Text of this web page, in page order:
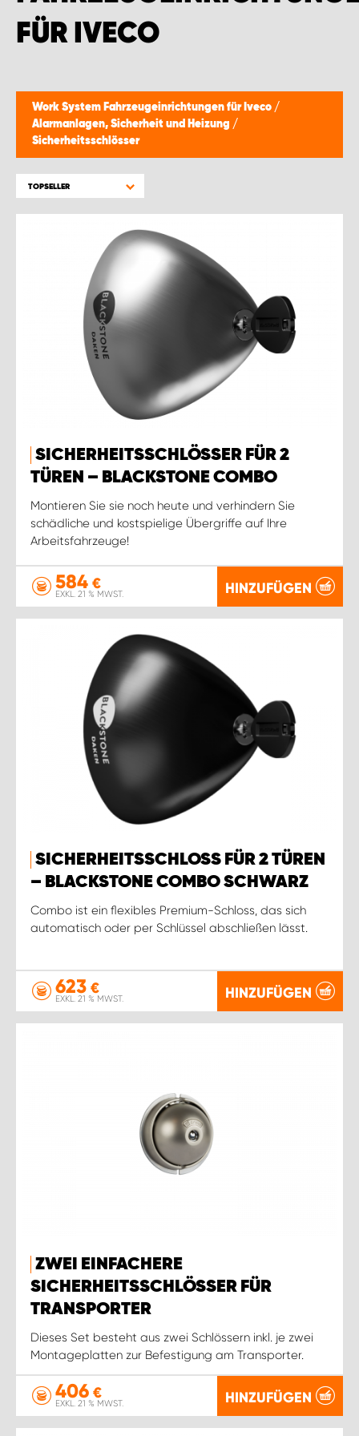
FÜR IVECO
Work System Fahrzeugeinrichtungen für Iveco /
Alarmanlagen, Sicherheit und Heizung /
Sicherheitsschlösser
TOPSELLER
SICHERHEITSSCHLÖSSER FÜR 2
TÜREN – BLACKSTONE COMBO
Montieren Sie sie noch heute und verhindern Sie
schädliche und kostspielige Übergriffe auf Ihre
Arbeitsfahrzeuge!
584 €
EXKL. 21 % MWST. HINZUFÜGEN
SICHERHEITSSCHLOSS FÜR 2 TÜREN
– BLACKSTONE COMBO SCHWARZ
Combo ist ein flexibles Premium-Schloss, das sich
automatisch oder per Schlüssel abschließen lässt.
623 €
EXKL. 21 % MWST. HINZUFÜGEN
ZWEI EINFACHERE
SICHERHEITSSCHLÖSSER FÜR
TRANSPORTER
Dieses Set besteht aus zwei Schlössern inkl. je zwei
Montageplatten zur Befestigung am Transporter.
406 €
EXKL. 21 % MWST. HINZUFÜGEN
WORK SYSTEM NAMEN
WORK SYSTEM WORK SYSTEM BRÜGGE